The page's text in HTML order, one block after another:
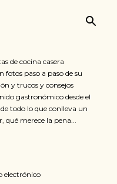
de cocina casera
fotos paso a paso de su
y trucos y consejos
gastronómico desde el
todo lo que conlleva un
qué merece la pena...
electrónico